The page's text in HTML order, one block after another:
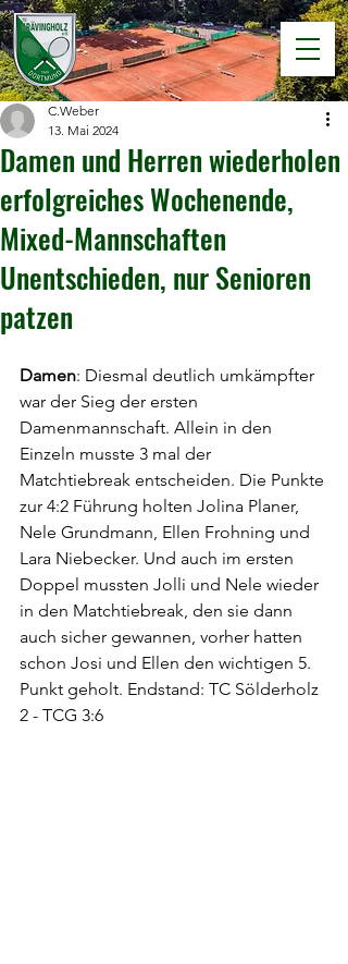
Damen und Herren wiederholen
erfolgreiches Wochenende,
Mixed-Mannschaften
Unentschieden, nur Senioren
patzen
C.Weber
13. Mai 2024
Damen: Diesmal deutlich umkämpfter
war der Sieg der ersten
Damenmannschaft. Allein in den
Einzeln musste 3 mal der
Matchtiebreak entscheiden. Die Punkte
zur 4:2 Führung holten Jolina Planer,
Nele Grundmann, Ellen Frohning und
Lara Niebecker. Und auch im ersten
Doppel mussten Jolli und Nele wieder
in den Matchtiebreak, den sie dann
auch sicher gewannen, vorher hatten
schon Josi und Ellen den wichtigen 5.
Punkt geholt. Endstand: TC Sölderholz
2 - TCG 3:6